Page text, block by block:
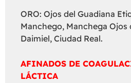
ORO: Ojos del Guadiana
Manchego, Manchega Ojos
Daimiel, Ciudad Real.
AFINADOS DE
LÁCTICA